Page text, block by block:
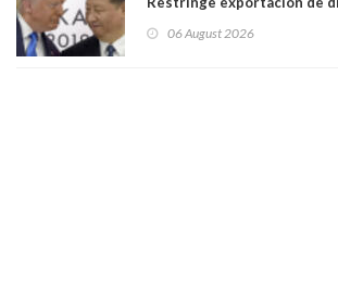
06 August 2026